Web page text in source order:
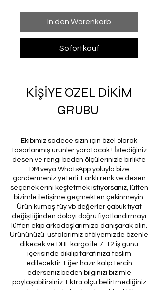
In den Warenkorb
Sofortkauf
KİŞİYE ÖZEL DİKİM
GRUBU
Ekibimiz sadece sizin için özel olarak
tasarlanmış ürünler yaratacak ! İstediğiniz
desen ve rengi beden ölçülerinizle birlikte
DM veya WhatsApp yoluyla bize
göndermeniz yeterli. Farklı renk ve desen
seçeneklerini keşfetmek istiyorsanız, lütfen
bizimle iletişime geçmekten çekinmeyin.
Ürün kumaş tüy vb değerler çabuk fiyat
değiştiğinden dolayı doğru fiyatlandırmayı
lütfen ekip arkadaşlarımıza danışarak alın.
Ürününüzü ustalarımız atölyemizde özenle
dikecek ve DHL kargo ile 7-12 iş günü
içerisinde dikilip tarafınıza teslim
edilecektir. Eğer hazır kalıp tercih
ederseniz beden bilginizi bizimle
paylaşabilirsiniz. Ektra ölçü belirtmediğiniz